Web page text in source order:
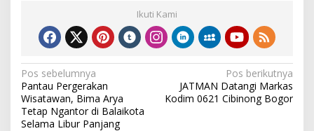
Ikuti Kami
Navigasi
pos
Pos sebelumnya
Pantau Pergerakan
Wisatawan, Bima Arya
Tetap Ngantor di Balaikota
Selama Libur Panjang
Pos berikutnya
JATMAN Datangi Markas
Kodim 0621 Cibinong Bogor